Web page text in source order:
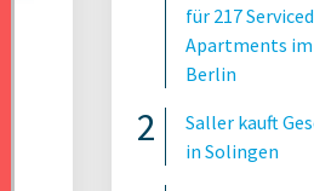
für 217 Serviced
Apartments im
Berlin
Saller kauft
in Solingen